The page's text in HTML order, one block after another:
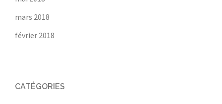
mars 2018
février 2018
CATÉGORIES